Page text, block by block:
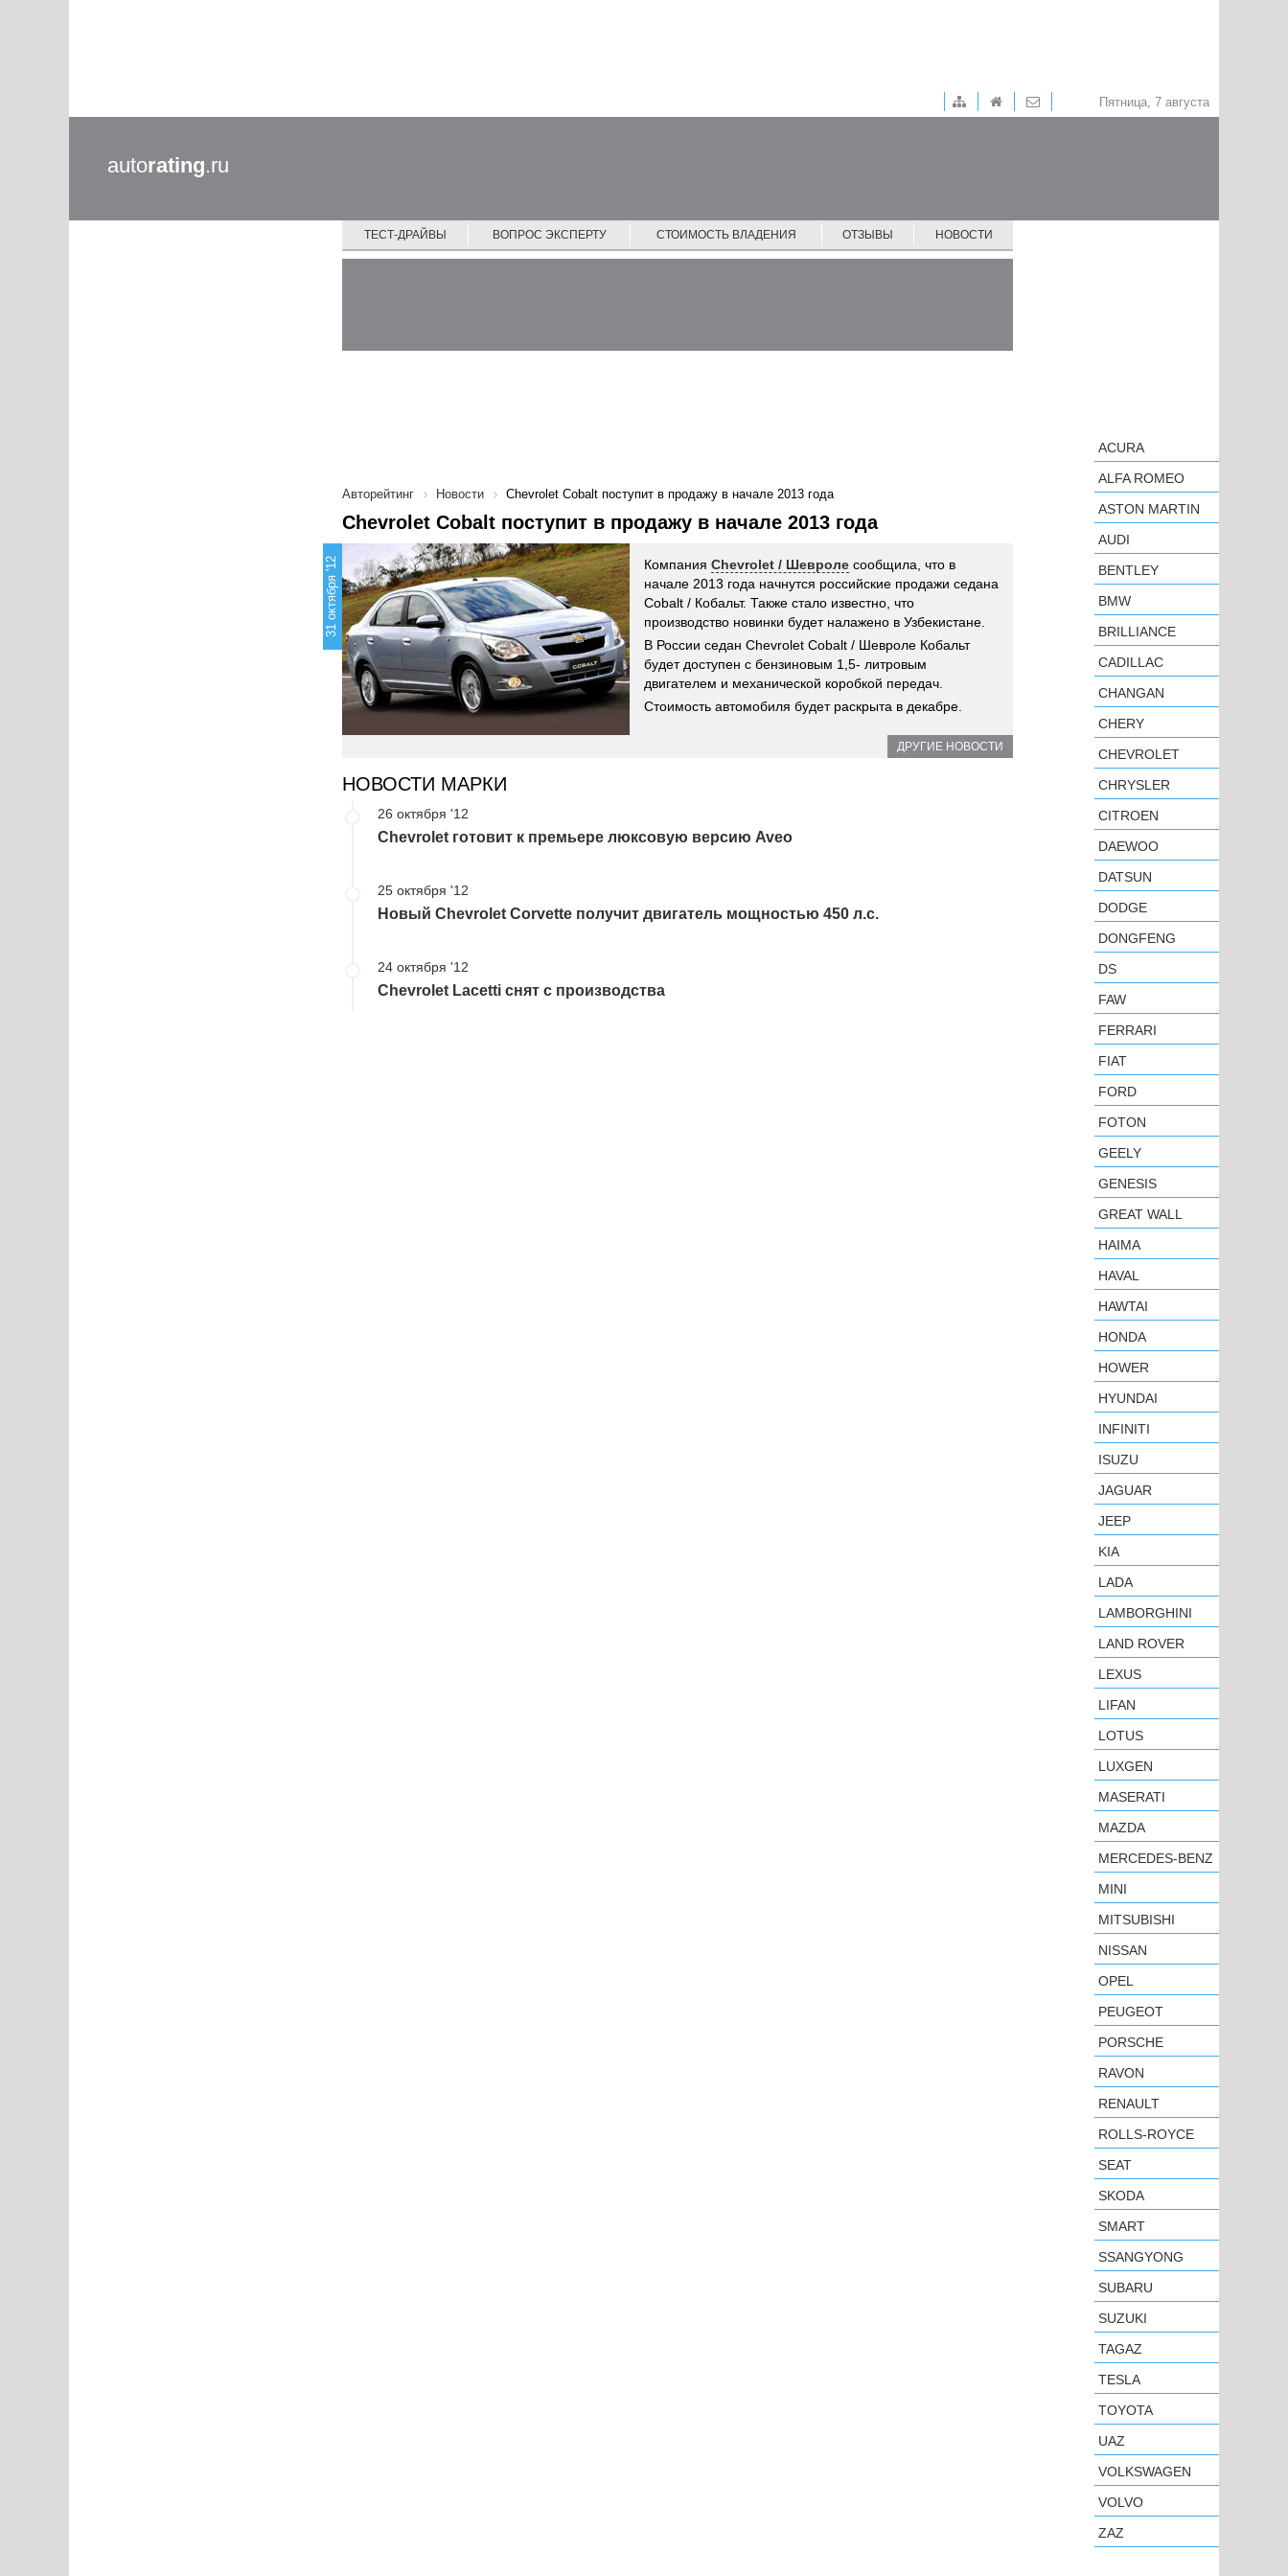
Пятница, 7 августа
autorating.ru
ТЕСТ-ДРАЙВЫ ВОПРОС ЭКСПЕРТУ СТОИМОСТЬ ВЛАДЕНИЯ ОТЗЫВЫ НОВОСТИ
Авторейтинг Новости Chevrolet Cobalt поступит в продажу в начале 2013 года
Chevrolet Cobalt поступит в продажу в начале 2013 года
31 октября '12 Компания Chevrolet / Шевроле сообщила, что в
начале 2013 года начнутся российские продажи седана
Cobalt / Кобальт. Также стало известно, что
производство новинки будет налажено в Узбекистане.
В России седан Chevrolet Cobalt / Шевроле Кобальт
будет доступен с бензиновым 1,5- литровым
двигателем и механической коробкой передач.
Стоимость автомобиля будет раскрыта в декабре.
ДРУГИЕ НОВОСТИ
НОВОСТИ МАРКИ
26 октября '12
Chevrolet готовит к премьере люксовую версию Aveo
25 октября '12
Новый Chevrolet Corvette получит двигатель мощностью 450 л.с.
24 октября '12
Chevrolet Lacetti снят с производства
ACURA
ALFA ROMEO
ASTON MARTIN
AUDI
BENTLEY
BMW
BRILLIANCE
CADILLAC
CHANGAN
CHERY
CHEVROLET
CHRYSLER
CITROEN
DAEWOO
DATSUN
DODGE
DONGFENG
DS
FAW
FERRARI
FIAT
FORD
FOTON
GEELY
GENESIS
GREAT WALL
HAIMA
HAVAL
HAWTAI
HONDA
HOWER
HYUNDAI
INFINITI
ISUZU
JAGUAR
JEEP
KIA
LADA
LAMBORGHINI
LAND ROVER
LEXUS
LIFAN
LOTUS
LUXGEN
MASERATI
MAZDA
MERCEDES-BENZ
MINI
MITSUBISHI
NISSAN
OPEL
PEUGEOT
PORSCHE
RAVON
RENAULT
ROLLS-ROYCE
SEAT
SKODA
SMART
SSANGYONG
SUBARU
SUZUKI
TAGAZ
TESLA
TOYOTA
UAZ
VOLKSWAGEN
VOLVO
ZAZ